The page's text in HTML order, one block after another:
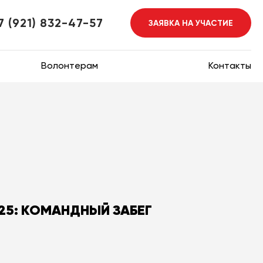
(921) 832-47-57 ЗАЯВКА НА УЧАСТИЕ
Волонтерам Контакты
КОМАНДНЫЙ ЗАБЕГ